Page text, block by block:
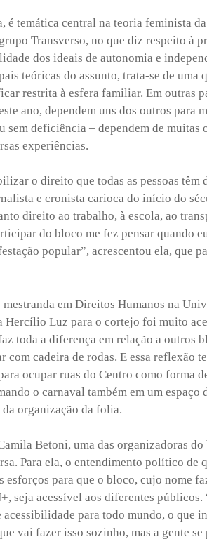
é temática central na teoria feminista
Transverso, no que diz respeito à
dos ideais de autonomia e
teóricas do assunto, trata-se de uma
restrita à esfera familiar. Em outras
ano, dependem uns dos outros para
sem deficiência – dependem de muitas
experiências.
o direito que todas as pessoas têm
e cronista carioca do início do
direito ao trabalho, à escola, ao
do bloco me fez pensar quando
popular”, acrescentou ela, que
em Direitos Humanos na
Hercílio Luz para o cortejo foi muito
toda a diferença em relação a outros
com cadeira de rodas. E essa reflexão
ocupar ruas do Centro como forma
o carnaval também em um espaço
organização da folia.
Betoni, uma das organizadoras
Para ela, o entendimento político de
esforços para que o bloco, cujo nome
seja acessível aos diferentes públicos.
para todo mundo, o que
vai fazer isso sozinho, mas a gente se